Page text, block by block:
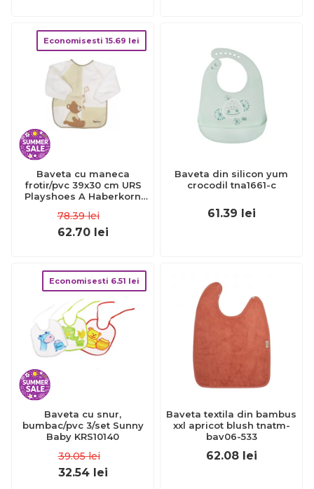
Economisesti 15.69 lei
Baveta cu maneca
frotir/pvc 39x30 cm URS
Playshoes A Haberkorn
78.39 lei
62.70 lei
Baveta din silicon yum
crocodil tna1661-c
61.39 lei
Economisesti 6.51 lei
Baveta cu snur,
bumbac/pvc 3/set Sunny
Baby KRS10140
39.05 lei
32.54 lei
Baveta textila din bambus
xxl apricot blush tnatm-
bav06-533
62.08 lei